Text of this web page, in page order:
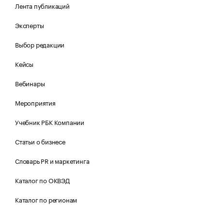
Лента публикаций
Эксперты
Выбор редакции
Кейсы
Вебинары
Мероприятия
Учебник РБК Компании
Статьи о бизнесе
Словарь PR и маркетинга
Каталог по ОКВЭД
Каталог по регионам